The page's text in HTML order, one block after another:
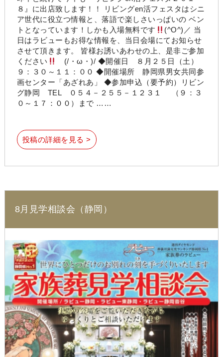
８』に出店致します！！ リビングen活フェスタはシニ
ア世代に役立つ情報と、落語で楽しさいっぱいの ベン
トとなっています！しかも入場無料です
(^O^)／ 当
日はラビューもお得な情報を、当日会場にてお知らせ
させて頂きます。 皆様お誘いあわせの上、是非ご参加
ください
(/・ω・)/ ◆開催日 ８月２５日（土）
９：３０～１１：００ ◆開催場所 静岡県男女共同参
画センター「あざれあ」 ◆参加申込（要予約）リビン
グ静岡 TEL ０５４－２５５－１２３１ （９：３
０～１７：００）まで ……
投稿の詳細を見る >
8月見学相談会（静岡）